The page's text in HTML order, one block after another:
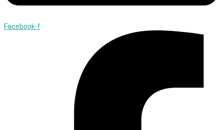
Facebook-f